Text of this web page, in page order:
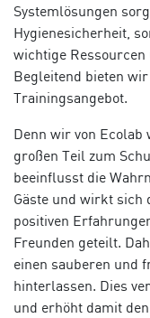
Systemlösungen
Hygienesicherheit,
wichtige
Begleitend bieten
Trainingsangebot.
Denn wir von Ecolab
großen Teil zum
beeinflusst die
Gäste und wirkt sich
positiven
Freunden geteilt.
einen sauberen und
hinterlassen. Dies
und erhöht damit